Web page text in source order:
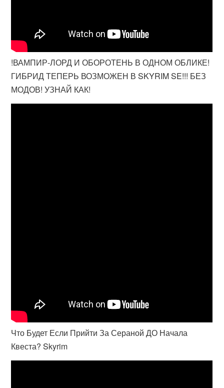
!ВАМПИР-ЛОРД И ОБОРОТЕНЬ В ОДНОМ ОБЛИКЕ!
ГИБРИД ТЕПЕРЬ ВОЗМОЖЕН В SKYRIM SE!!! БЕЗ
МОДОВ! УЗНАЙ КАК!
Что Будет Если Прийти За Сераной ДО Начала
Квеста? Skyrim